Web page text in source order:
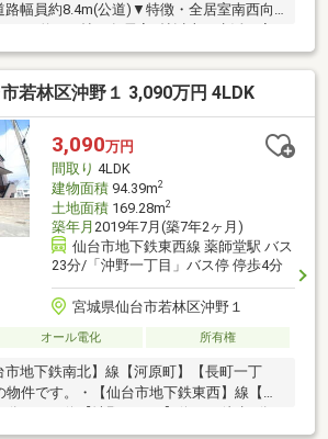
路幅員約8.4m(公道)▼特徴・全居室南西向
は約18.6帖、各居室6帖以上・生活・家
所・様々な用途で使用可能な和室3間有・
富・土地面積約66坪、庭付▼内外装リフォ
給湯器・UB・洗面台・キッチン(食洗機
屋根・外壁塗替え、壁・天井クロス貼替
住まい探しをお手伝いします
細・ご相談はお気軽にお問い合わせく
若林区沖野１ 3,090万円 4LDK
3,090万円
間取り 4LDK
建物面積94.39m2
土地面積169.28m2
築年月 2019年7月(築7年2ヶ月)
仙台市地下鉄東西線 薬師堂駅 バス
23分/「沖野一丁目」バス停 停歩4分
宮城県仙台市若林区沖野１
オール電化 所有権
市地下鉄南北】線【河原町】【長町一丁
物件です。・【仙台市地下鉄東西】線【薬
徴》・キッチンにはパントリー収納があ